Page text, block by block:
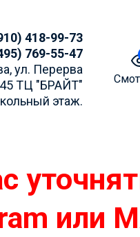
418-99-73
769-55-47
ул. Перерва
ТЦ "БРАЙТ"
этаж.
или